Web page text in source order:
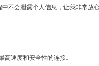
不会泄露个人信息，让我非常放心
速度和安全性的连接。